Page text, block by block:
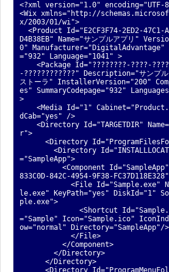
<?xml version="1.0" encoding="UTF-
<Wix xmlns="http://
x/2003/01/wi">
<Product Id="E2CF3F74-2ED2-47C1-
D4B38EB" Name="サンプルアプリ"
0" Manufacturer="DigitalAdvantage"
="932" Language="1041" >
<Package Id="????????-????-
-????????????" Description="サンプル
ストーラ" InstallerVersion="200"
es" SummaryCodepage="932"
>
<Media Id="1"
dCab="yes" />
<Directory Id="TARGETDIR"
r">
<Directory
<Directory
="SampleApp">
<Component Id="SampleApp"
833C0D-842C-4954-9F38-
<File Id="Sample.exe"
le.exe" KeyPath="yes" DiskId="1"
ple.exe">
<Shortcut
="Sample" Icon="Sample.ico"
ow="normal" Directory="SampleApp"/>
</File>
</Component>
</Directory>
</Directory>
<Directory